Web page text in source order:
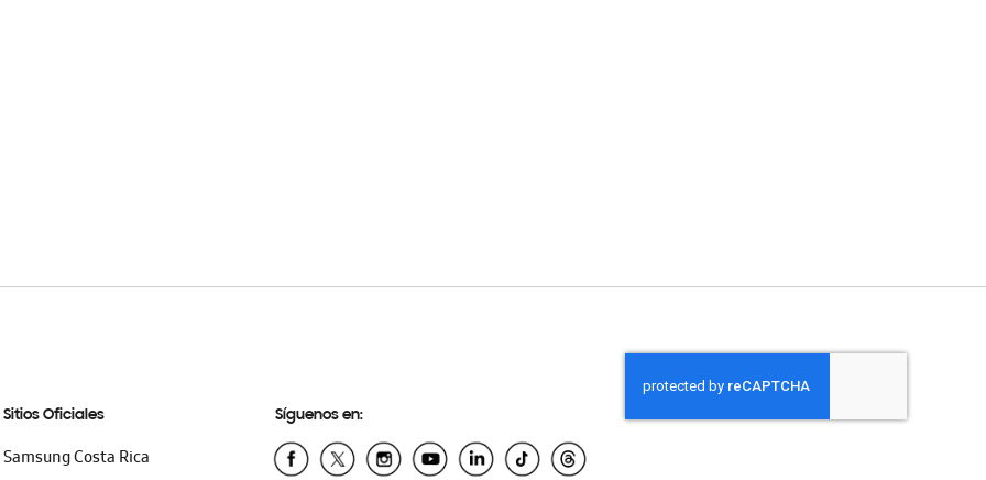
Sitios Oficiales
Samsung Costa Rica
Síguenos en: